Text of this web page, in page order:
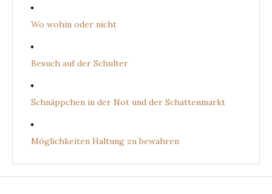
Wo wohin oder nicht
Besuch auf der Schulter
Schnäppchen in der Not und der Schattenmarkt
Möglichkeiten Haltung zu bewahren